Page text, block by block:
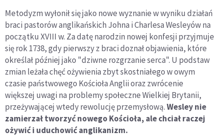
Metodyzm wyłonił się jako nowe wyznanie w wyniku działań
braci pastorów anglikańskich Johna i Charlesa Wesleyów na
początku XVIII w. Za datę narodzin nowej konfesji przyjmuje
się rok 1738, gdy pierwszy z braci doznał objawienia, które
określał później jako "dziwne rozgrzanie serca". U podstaw
zmian leżała chęć ożywienia zbyt skostniałego w owym
czasie państwowego Kościoła Anglii oraz zwrócenie
większej uwagi na problemy społeczne Wielkiej Brytanii,
przeżywającej wtedy rewolucję przemysłową.Wesley nie
zamierzał tworzyć nowego Kościoła, ale chciał raczej
ożywić i uduchowić anglikanizm.